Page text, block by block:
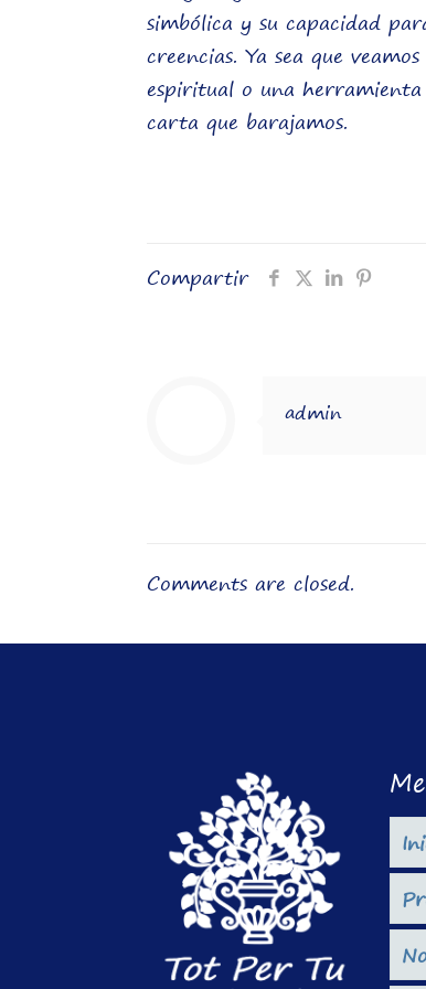
simbólica y su capacidad
creencias. Ya sea que
espiritual o una
carta que barajamos.
Compartir
admin
Comments are closed.